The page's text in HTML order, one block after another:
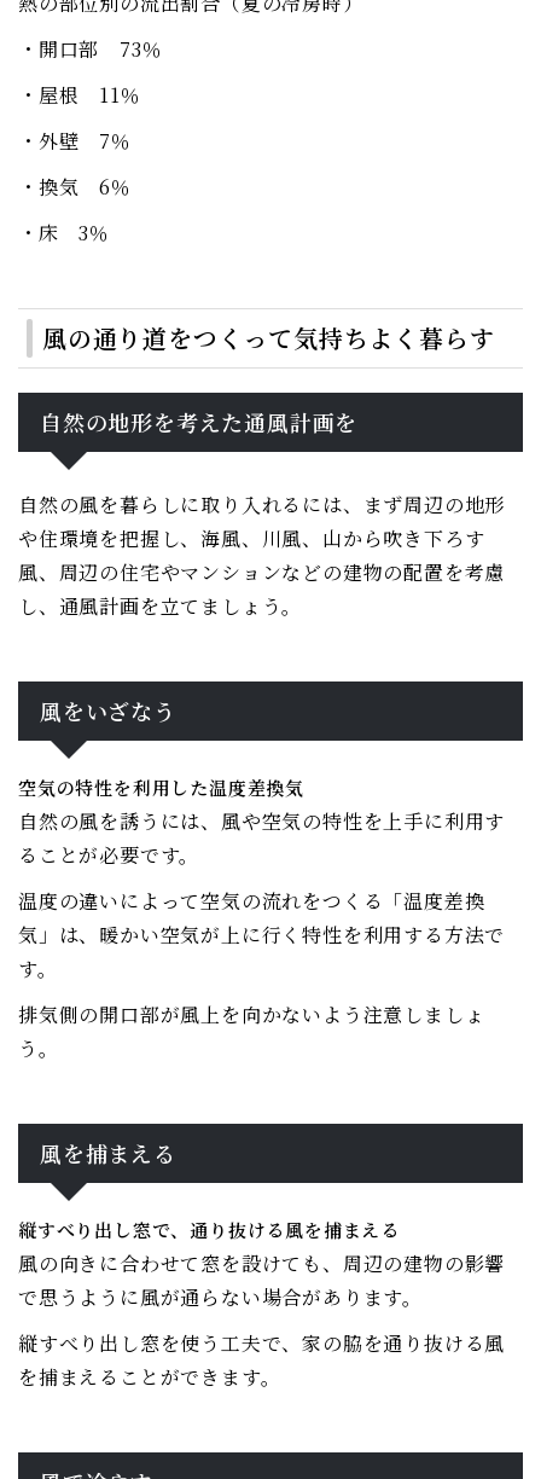
・開口部 73％
・屋根 11％
・外壁 7％
・換気 6％
・床 3％
風の通り道をつくって気持ちよく暮らす
自然の地形を考えた通風計画を
自然の風を暮らしに取り入れるには、まず周辺の地形
や住環境を把握し、海風、川風、山から吹き下ろす
風、周辺の住宅やマンションなどの建物の配置を考慮
し、通風計画を立てましょう。
風をいざなう
空気の特性を利用した温度差換気
自然の風を誘うには、風や空気の特性を上手に利用す
ることが必要です。
温度の違いによって空気の流れをつくる「温度差換
気」は、暖かい空気が上に行く特性を利用する方法で
す。
排気側の開口部が風上を向かないよう注意しましょ
う。
風を捕まえる
縦すべり出し窓で、通り抜ける風を捕まえる
風の向きに合わせて窓を設けても、周辺の建物の影響
で思うように風が通らない場合があります。
縦すべり出し窓を使う工夫で、家の脇を通り抜ける風
を捕まえることができます。